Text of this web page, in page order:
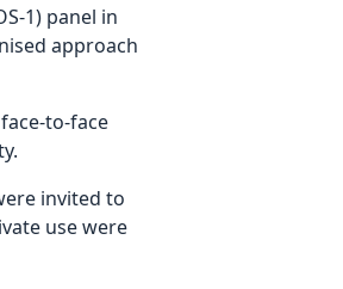
1) panel in
approach
to-face
invited to
use were